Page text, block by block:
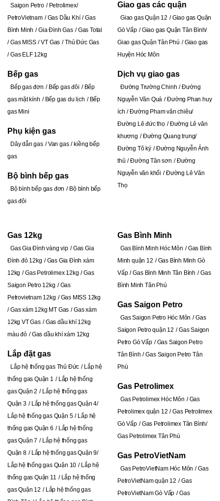
Saigon Petro
Petrolimex
PetroVietnam
Gas Dầu Khí
Gas
Bình Minh
Gia Đình Gas
Gas Total
Gas MISS
VT Gas
Thủ Đức Gas
Gas ELF 12kg
Bếp gas
Bếp gas đơn Bếp gas đôi
Bếp
gas mặt kính
Bếp gas du lịch
Bếp
gas Mini
Phụ kiện gas
Dây dẫn gas Van gas
kiềng bếp
gas
Bộ bình bếp gas
Bộ bình bếp gas đơn
Bộ bình bếp
gas đôi
Giao gas các quận
Giao gas Quận 12
Giao gas Quận
Gò Vấp
Giao gas Quận Tân Bình
Giao gas Quận Tân Phú
Giao gas
Huyện Hóc Môn
Dịch vụ giao gas
Đường Trường Chinh Đường
Nguyễn Văn Quá
Đường Phan huy
ích
Đường Pham văn chiêu
Đường Lê đức thọ
Đường Lê văn
khương
Đường Quang trung
Đường Tô ký
Đường Nguyễn Ảnh
thủ
Đường Tân sơn
Đường
Nguyễn văn khối
Đường Lê Văn
Thọ
Gas 12kg
Gas Gia Đình vàng vip
Gas Gia
Đình đỏ 12kg
Gas Gia Đình xám
12kg
Gas Petrolimex 12kg
Gas
Saigon Petro 12kg
Gas
Petrovietnam 12kg
Gas MISS 12kg
Gas xám 12kg MT Gas
Gas xám
12kg VT Gas
Gas dầu khí 12kg
màu đỏ
Gas dầu khí xám 12kg
Lắp đặt gas
Lắp hệ thống gas Thủ Đức
Lắp hệ
thống gas Quận 1
Lắp hệ thống
gas Quận 2
Lắp hệ thống gas
Quận 3
Lắp hệ thống gas Quận 4
Lắp hệ thống gas Quận 5
Lắp hệ
thống gas Quận 6
Lắp hệ thống
gas Quận 7
Lắp hệ thống gas
Quận 8
Lắp hệ thống gas Quận 9
Lắp hệ thống gas Quận 10
Lắp hệ
thống gas Quận 11
Lắp hệ thống
gas Quận 12
Lắp hệ thống gas
Gas Bình Minh
Gas Bình Minh Hóc Môn
Gas Bình
Minh quận 12
Gas Bình Minh Gò
Vấp
Gas Bình Minh Tân Bình
Gas
Bình Minh Tân Phú
Gas Saigon Petro
Gas Saigon Petro Hóc Môn
Gas
Saigon Petro quận 12
Gas Saigon
Petro Gò Vấp
Gas Saigon Petro
Tân Bình
Gas Saigon Petro Tân
Phú
Gas Petrolimex
Gas Petrolimex Hóc Môn
Gas
Petrolimex quận 12
Gas Petrolimex
Gò Vấp
Gas Petrolimex Tân Bình
Gas Petrolimex Tân Phú
Gas PetroVietNam
Gas PetroVietNam Hóc Môn
Gas
PetroVietNam quận 12
Gas
PetroVietNam Gò Vấp
Gas